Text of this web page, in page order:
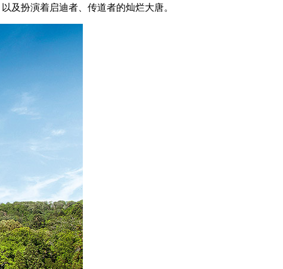
及扮演着启迪者、传道者的灿烂大唐。